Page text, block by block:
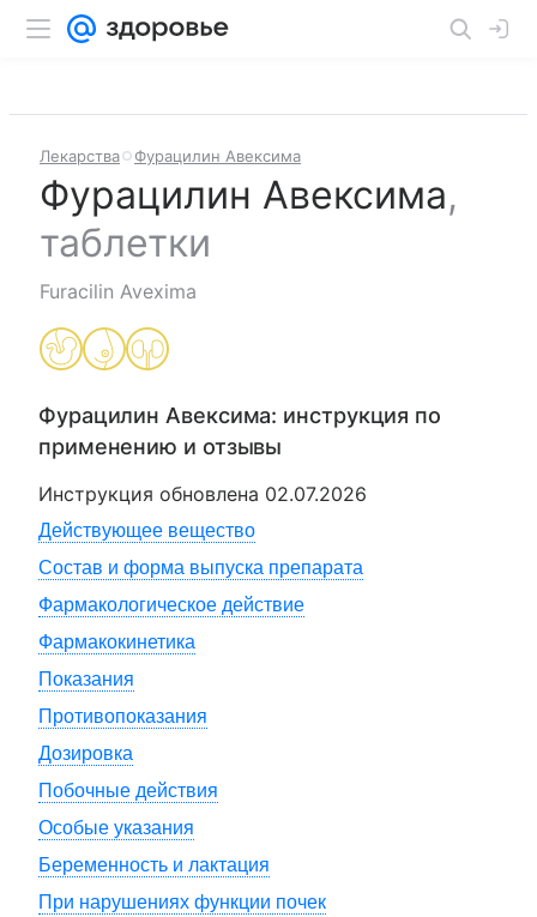
Лекарства Фурацилин Авексима
Фурацилин Авексима,
таблетки
Furacilin Avexima
Фурацилин Авексима: инструкция по
применению и отзывы
Инструкция обновлена 02.07.2026
Действующее вещество
Состав и форма выпуска препарата
Фармакологическое действие
Фармакокинетика
Показания
Противопоказания
Дозировка
Побочные действия
Особые указания
Беременность и лактация
При нарушениях функции почек